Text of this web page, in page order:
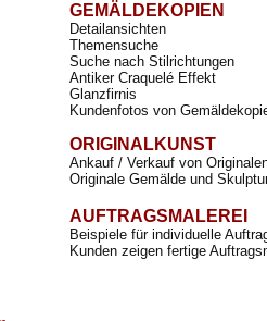
GEMÄLDEKOPIEN
Detailansichten
Themensuche
Suche nach Stilrichtungen
Antiker Craquelé Effekt
Glanzfirnis
Kundenfotos von
ORIGINALKUNST
Ankauf / Verkauf von
Originale Gemälde und
AUFTRAGSMALEREI
Beispiele für individuelle
Kunden zeigen fertige